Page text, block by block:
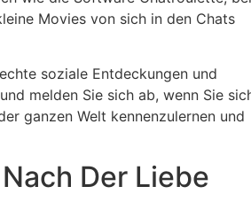
Movies von sich in den Chats
soziale Entdeckungen und
melden Sie sich ab, wenn Sie
ganzen Welt kennenzulernen und
Der Liebe